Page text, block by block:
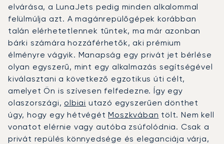
elvárása, a LunaJets pedig minden alkalommal
felülmúlja azt. A magánrepülőgépek korábban
talán elérhetetlennek tűntek, ma már azonban
bárki számára hozzáférhetők, aki prémium
élményre vágyik. Manapság egy privát jet bérlése
olyan egyszerű, mint egy alkalmazás segítségével
kiválasztani a következő egzotikus úti célt,
amelyet Ön is szívesen felfedezne. Így egy
olaszországi, olbiai utazó egyszerűen dönthet
úgy, hogy egy hétvégétMoszkvában tölt. Nem kell
vonatot elérnie vagy autóba zsúfolódnia. Csak a
privát repülés könnyedsége és eleganciája várja,